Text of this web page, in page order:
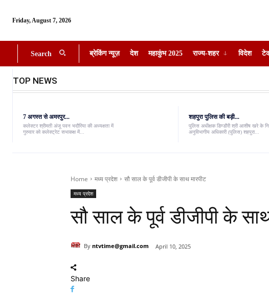
Friday, August 7, 2026
Search ब्रेकिंग न्यूज़ देश महाकुंभ 2025 राज्य-शहर विदेश
TOP NEWS
7 अगस्त से अमरपुर...
कलेक्टर श्रीमती अंजू पवन भदौरिया की अध्यक्षता में
गुरुवार को कलेक्ट्रेट सभाकक्ष में...
शहपुरा पुलिस की बड़ी...
पुलिस अधीक्षक डिण्डौरी श्री आशीष खरे के
अनुविभागीय अधिकारी (पुलिस) शहपुरा...
Home मध्य प्रदेश सौ साल के पूर्व डीजीपी के साथ मारपीट
मध्य प्रदेश
सौ साल के पूर्व डीजीपी के
By ntvtime@gmail.com April 10, 2025
Share